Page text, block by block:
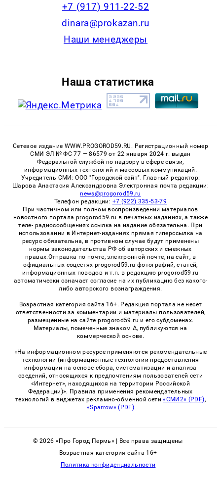
+7 (917) 911-22-52
dinara@prokazan.ru
Наши менеджеры
Наша статистика
Сетевое издание WWW.PROGOROD59.RU. Регистрационный номер
СМИ ЭЛ № ФС 77 — 86579 от 22 января 2024 г. выдан
Федеральной службой по надзору в сфере связи,
информационных технологий и массовых коммуникаций.
Учредитель СМИ: ООО "Городской сайт". Главный редактор:
Шарова Анастасия Александровна Электронная почта редакции:
news@progorod59.ru
Телефон редакции: +7 (922) 335-53-79
При частичном или полном воспроизведении материалов
новостного портала progorod59.ru в печатных изданиях, а также
теле- радиосообщениях ссылка на издание обязательна. При
использовании в Интернет-изданиях прямая гиперссылка на
ресурс обязательна, в противном случае будут применены
нормы законодательства РФ об авторских и смежных
правах.Отправка по почте, электронной почте, на сайт, в
официальных соцсетях progorod59.ru фотографий, статей,
информационных поводов и т.п. в редакцию progorod59.ru
автоматически означает согласие на их публикацию без какого-
либо авторского вознаграждения.
Возрастная категория сайта 16+. Редакция портала не несет
ответственности за комментарии и материалы пользователей,
размещенные на сайте progorod59.ru и его субдоменах.
Материалы, помеченные знаком Δ, публикуются на
коммерческой основе.
«На информационном ресурсе применяются рекомендательные
технологии (информационные технологии предоставления
информации на основе сбора, систематизации и анализа
сведений, относящихся к предпочтениям пользователей сети
«Интернет», находящихся на территории Российской
Федерации)». Правила применения рекомендательных
технологий в виджетах рекламно-обменной сети«СМИ2» (PDF),
«Sparrow» (PDF)
© 2026 «Про Город Пермь» | Все права защищены
Возрастная категория сайта 16+
Политика конфиденциальности